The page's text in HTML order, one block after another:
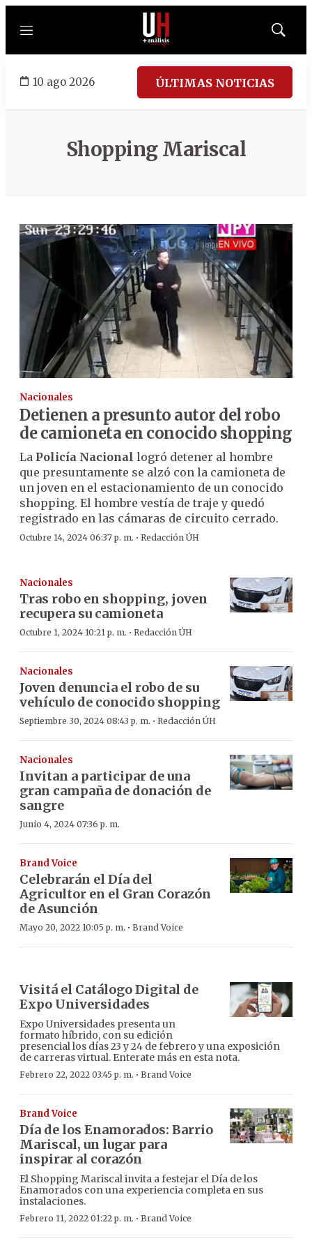
Menú
Mostrar
10 ago 2026 ÚLTIMAS NOTICIAS
Shopping Mariscal
Nacionales
Detienen a presunto autor del robo
de camioneta en conocido shopping
La Policía Nacional logró detener al hombre
que presuntamente se alzó con la camioneta de
un joven en el estacionamiento de un conocido
shopping. El hombre vestía de traje y quedó
registrado en las cámaras de circuito cerrado.
Octubre 14, 2024 06:37 p. m. · Redacción ÚH
Nacionales
Tras robo en shopping, joven
recupera su camioneta
Octubre 1, 2024 10:21 p. m. · Redacción ÚH
Nacionales
Joven denuncia el robo de su
vehículo de conocido shopping
Septiembre 30, 2024 08:43 p. m. · Redacción ÚH
Nacionales
Invitan a participar de una
gran campaña de donación de
sangre
Junio 4, 2024 07:36 p. m.
Brand Voice
Celebrarán el Día del
Agricultor en el Gran Corazón
de Asunción
Mayo 20, 2022 10:05 p. m. · Brand Voice
Visitá el Catálogo Digital de
Expo Universidades
Expo Universidades presenta un
formato híbrido, con su edición
presencial los días 23 y 24 de febrero y una exposición
de carreras virtual. Enterate más en esta nota.
Febrero 22, 2022 03:45 p. m. · Brand Voice
Brand Voice
Día de los Enamorados: Barrio
Mariscal, un lugar para
inspirar al corazón
El Shopping Mariscal invita a festejar el Día de los
Enamorados con una experiencia completa en sus
instalaciones.
Febrero 11, 2022 01:22 p. m. · Brand Voice